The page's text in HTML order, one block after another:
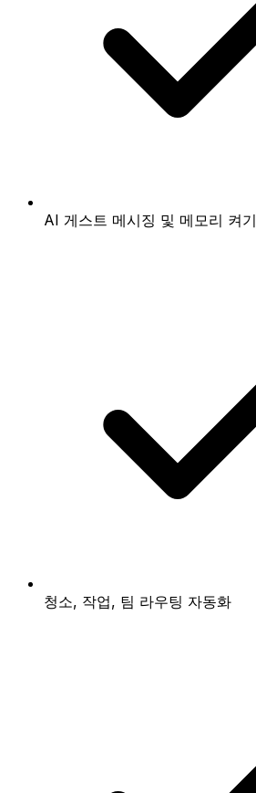
AI 게스트 메시징 및 메모리 켜기
청소, 작업, 팀 라우팅 자동화